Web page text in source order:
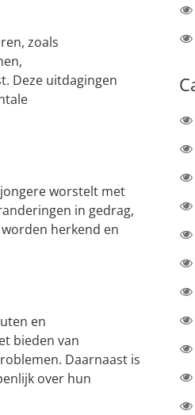
zoals
Deze uitdagingen
worstelt met
in gedrag,
herkend en
en
bieden van
Daarnaast is
over hun